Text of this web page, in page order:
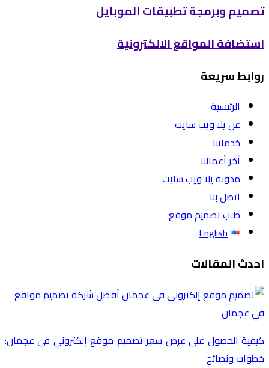
تصميم وبرمجة تطبيقات الموبايل
استضافة المواقع الالكترونية
روابط سريعة
الرئيسية
عن يلا ويب سايت
خدماتنا
أخر أعمالنا
مدونة يلا ويب سايت
اتصل بنا
طلب تصميم موقع
English
احدث المقالات
كيفية الحصول على عرض سعر تصميم موقع إلكتروني في عجمان:
خطوات ونصائح